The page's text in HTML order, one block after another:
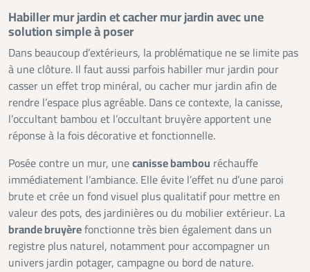
Habiller mur jardin et cacher mur jardin avec une
solution simple à poser
Dans beaucoup d’extérieurs, la problématique ne se limite pas
à une clôture. Il faut aussi parfois habiller mur jardin pour
casser un effet trop minéral, ou cacher mur jardin afin de
rendre l’espace plus agréable. Dans ce contexte, la canisse,
l’occultant bambou et l’occultant bruyère apportent une
réponse à la fois décorative et fonctionnelle.
Posée contre un mur, unecanisse bambou réchauffe
immédiatement l’ambiance. Elle évite l’effet nu d’une paroi
brute et crée un fond visuel plus qualitatif pour mettre en
valeur des pots, des jardinières ou du mobilier extérieur. La
brande bruyèrefonctionne très bien également dans un
registre plus naturel, notamment pour accompagner un
univers jardin potager, campagne ou bord de nature.